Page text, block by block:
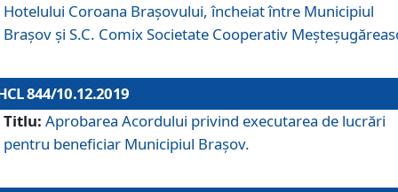
Hotelului Coroana Brașovului, încheiat între Municipiul
Braşov şi S.C. Comix Societate Cooperativ
844/10.12.2019
Titlu: Aprobarea Acordului privind executarea de lucrări
pentru beneficiar Municipiul Brașov.